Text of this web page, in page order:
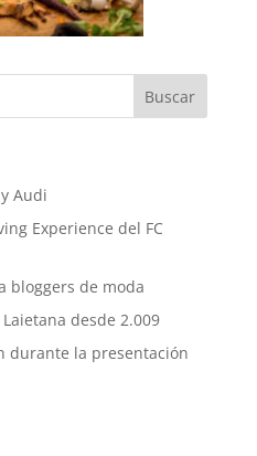
Audi
Experience del FC
bloggers de moda
desde 2.009
durante la presentación